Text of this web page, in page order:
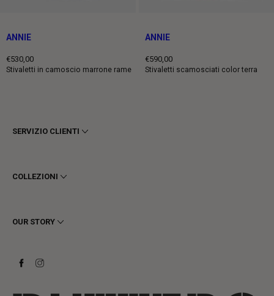
ANNIE
€530,00
Prezzo
Stivaletti in camoscio marrone rame
ANNIE
€590,00
Prezzo
Stivaletti scamosciati color terra
SERVIZIO CLIENTI
Privacy
Contattaci
COLLEZIONI
Donna
Sneakers
OUR STORY
Heritage